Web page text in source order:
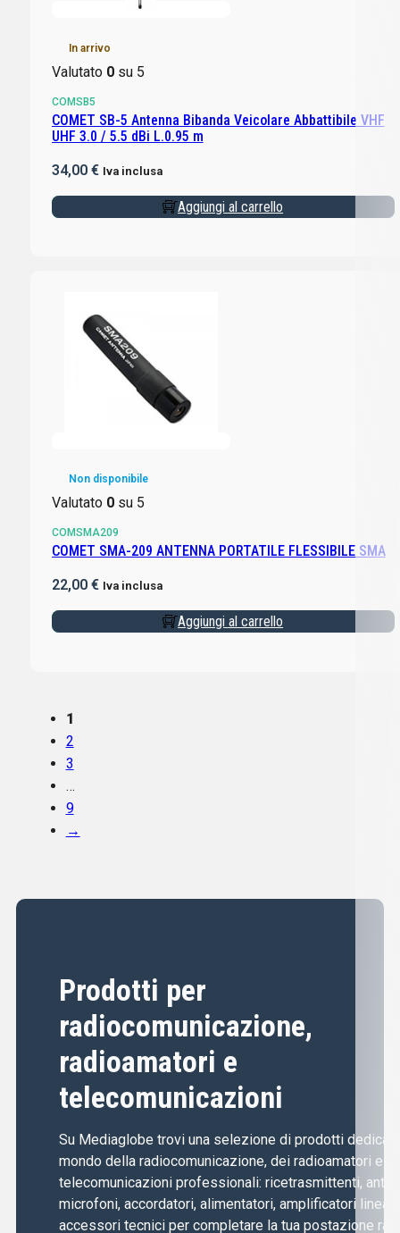
In arrivo
Valutato 0su 5
COMSB5
COMET SB-5 Antenna Bibanda Veicolare Abbattibile VHF
UHF 3.0 / 5.5 dBi L.0.95 m
34,00 € Iva inclusa
Aggiungi al carrello
Non disponibile
Valutato 0su 5
COMSMA209
COMET SMA-209 ANTENNA PORTATILE FLESSIBILE SMA
22,00 € Iva inclusa
Aggiungi al carrello
1
2
3
…
9
→
Prodotti per
radiocomunicazione,
radioamatori e
telecomunicazioni
Su Mediaglobe trovi una selezione di prodotti dedicati
mondo della radiocomunicazione, dei radioamatori e
telecomunicazioni professionali: ricetrasmittenti,
microfoni, accordatori, alimentatori, amplificatori
accessori tecnici per completare la tua postazione